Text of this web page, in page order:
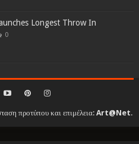
Longest Throw In
0
προτύπου και επιμέλεια:Art@Net.